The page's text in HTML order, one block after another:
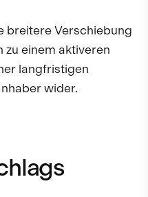
breitere Verschiebung
zu einem aktiveren
langfristigen
wider.